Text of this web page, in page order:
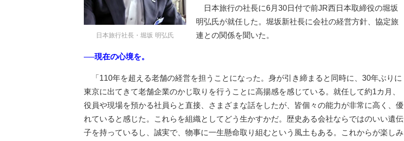
日本旅行社長・堀坂 明弘氏
日本旅行の社長に6月30日付で前JR西日本取締役の堀坂
明弘氏が就任した。堀坂新社長に会社の経営方針、協定旅
連との関係を聞いた。
──現在の心境を。
「110年を超える老舗の経営を担うことになった。身が引き締まると同時に、30年ぶりに
東京に出てきて老舗企業のかじ取りを行うことに高揚感を感じている。就任して約1カ月、
役員や現場を預かる社員らと直接、さまざまな話をしたが、皆個々の能力が非常に高く、優
れていると感じた。これらを組織としてどう生かすかだ。歴史ある会社ならではのいい遺伝
子を持っているし、誠実で、物事に一生懸命取り組むという風土もある。これからが楽しみ